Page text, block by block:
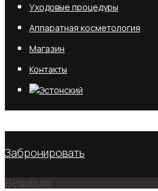
Уходовые процедуры
Аппаратная косметология
Магазин
Контакты
Забронировать
Beautium